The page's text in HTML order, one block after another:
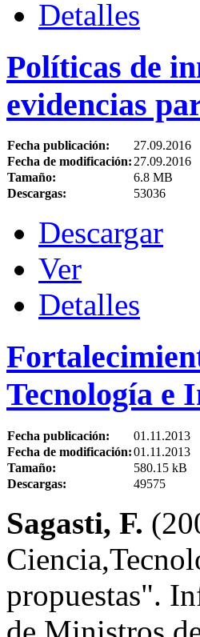
Detalles
Políticas de
evidencias
Fecha publicación:
27.09.2016
Fecha de modificación: 27.09.2016
Tamaño:
6.8 MB
Descargas:
53036
Descargar
Ver
Detalles
Tecnología e
Fecha publicación:
01.11.2013
Fecha de modificación:01.11.2013
Tamaño:
580.15 kB
Descargas:
49575
Sagasti, F.
propuestas".